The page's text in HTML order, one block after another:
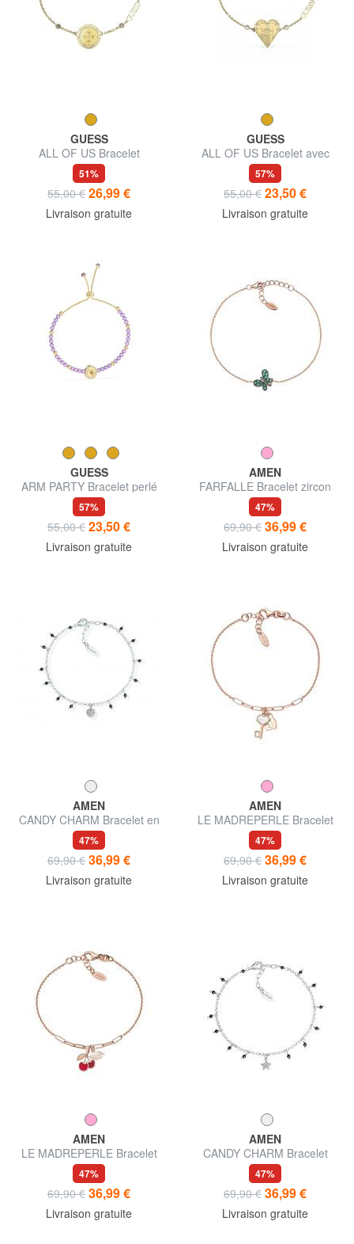
GUESS
ALL OF US Bracelet
51%
55,00 € 26,99 €
Livraison gratuite
GUESS
ALL OF US Bracelet avec
coeur
57%
55,00 € 23,50 €
Livraison gratuite
GUESS
ARM PARTY Bracelet perlé
57%
55,00 € 23,50 €
Livraison gratuite
AMEN
FARFALLE Bracelet zircon
bleu et blanc
47%
69,90 € 36,99 €
Livraison gratuite
AMEN
CANDY CHARM Bracelet en
argent rhodié avec cristaux
noirs et zirconiums blancs
47%
69,90 € 36,99 €
Livraison gratuite
AMEN
LE MADREPERLE Bracelet
nacre blanche
47%
69,90 € 36,99 €
Livraison gratuite
AMEN
LE MADREPERLE Bracelet
nacre rouge
47%
69,90 € 36,99 €
Livraison gratuite
AMEN
CANDY CHARM Bracelet
cristaux noirs et zircons
47%
69,90 € 36,99 €
Livraison gratuite